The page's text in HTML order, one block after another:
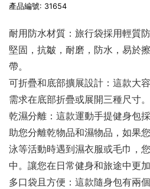
產品編號: 31654
耐用防水材質：旅行袋採用輕質
堅固，抗皺，耐磨，防水，易於
帶。
可折疊和底部擴展設計：這款大
需求在底部折疊或展開三種尺寸。
乾濕分離：這款運動手提健身包
助您分離乾物品和濕物品，如果
泳等活動時遇到濕衣服或毛巾，
中。讓您在日常健身和旅途中更加
多口袋且方便：這款隨身包有兩